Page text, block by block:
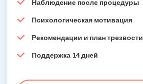
Наблюдение после процедуры
Психологическая мотивация
Рекомендации и план трезвости
Поддержка 14 дней